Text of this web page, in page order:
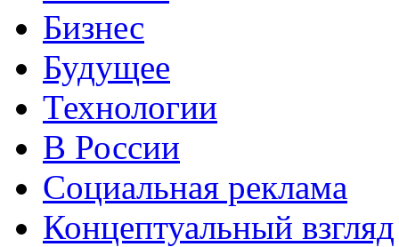
Бизнес
Будущее
Технологии
В России
Социальная реклама
Концептуальный взгляд